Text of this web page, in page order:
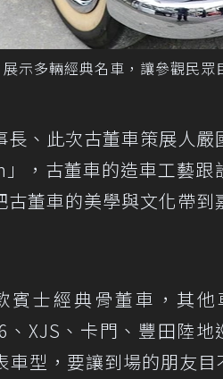
示多輛經典名車，讓參觀民
、此次古董車策展人嚴
，古董車的造車工藝
董車的美學與文化帶
士經典骨董車，其他
、XJS、卡門、豐田陸
車型，要讓到場的朋友目